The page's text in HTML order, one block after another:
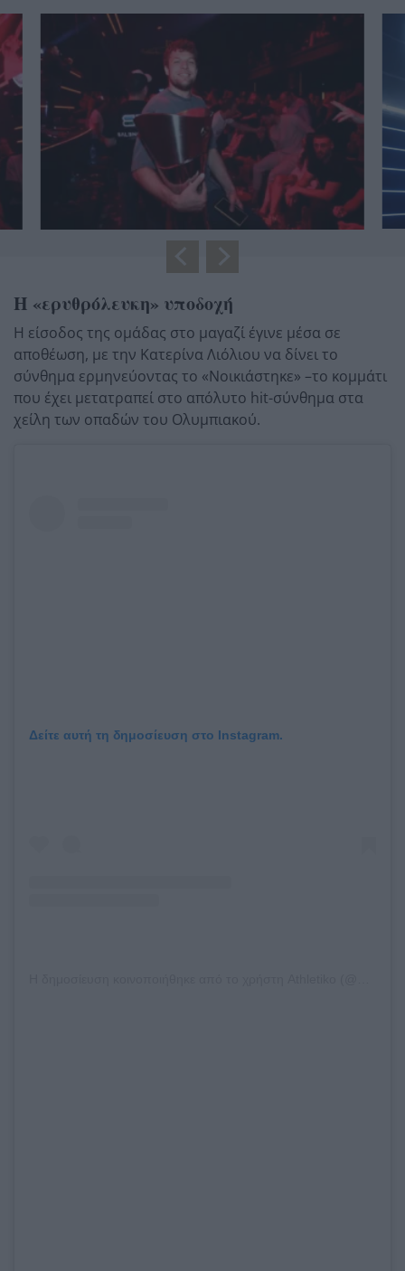
Η «ερυθρόλευκη» υποδοχή
Η είσοδος της ομάδας στο μαγαζί έγινε μέσα σε
αποθέωση, με την Κατερίνα Λιόλιου να δίνει το
σύνθημα ερμηνεύοντας το «Νοικιάστηκε» –το κομμάτι
που έχει μετατραπεί στο απόλυτο hit-σύνθημα στα
χείλη των οπαδών του Ολυμπιακού.
Δείτε αυτή τη δημοσίευση στο Instagram.